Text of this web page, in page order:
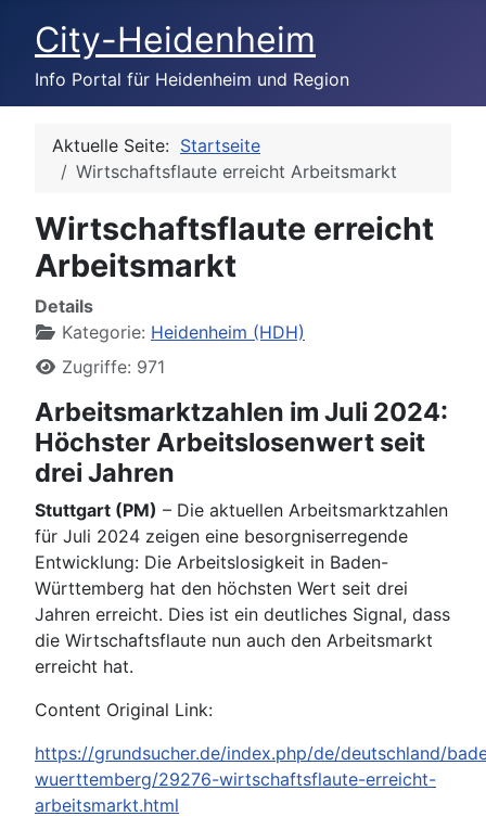
City-Heidenheim
Info Portal für Heidenheim und Region
Aktuelle Seite: Startseite
Wirtschaftsflaute erreicht Arbeitsmarkt
Wirtschaftsflaute erreicht
Arbeitsmarkt
Details
Kategorie: Heidenheim (HDH)
Zugriffe: 971
Arbeitsmarktzahlen im Juli 2024:
Höchster Arbeitslosenwert seit
drei Jahren
Stuttgart (PM) – Die aktuellen Arbeitsmarktzahlen
für Juli 2024 zeigen eine besorgniserregende
Entwicklung: Die Arbeitslosigkeit in Baden-
Württemberg hat den höchsten Wert seit drei
Jahren erreicht. Dies ist ein deutliches Signal, dass
die Wirtschaftsflaute nun auch den Arbeitsmarkt
erreicht hat.
Content Original Link:
https://grundsucher.de/index.php/de/deutschland/
wuerttemberg/29276-wirtschaftsflaute-erreicht-
arbeitsmarkt.html